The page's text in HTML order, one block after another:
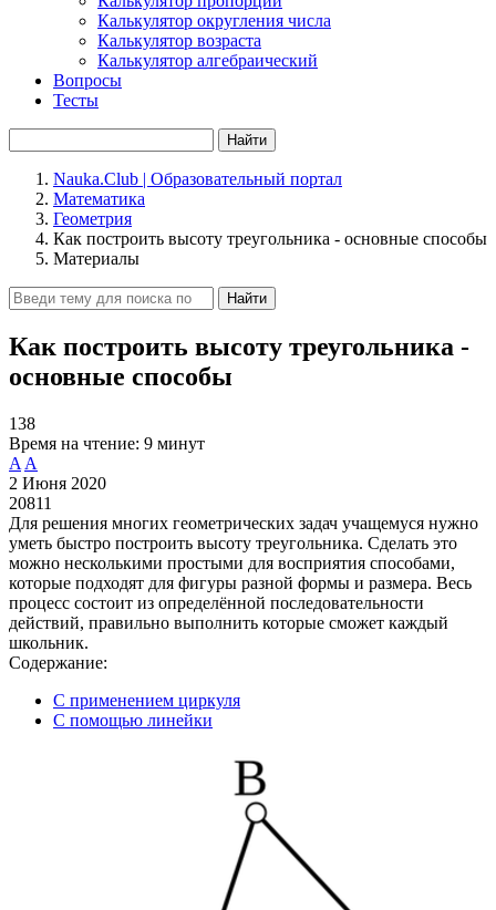
Калькулятор округления числа
Калькулятор возраста
Калькулятор алгебраический
Вопросы
Тесты
Найти
Nauka.Club | Образовательный портал
Математика
Геометрия
Как построить высоту треугольника - основные способы
Материалы
Найти
Как построить высоту треугольника -
основные способы
138
Время на чтение: 9 минут
A A
2 Июня 2020
20811
Для решения многих геометрических задач учащемуся нужно
уметь быстро построить высоту треугольника. Сделать это
можно несколькими простыми для восприятия способами,
которые подходят для фигуры разной формы и размера. Весь
процесс состоит из определённой последовательности
действий, правильно выполнить которые сможет каждый
школьник.
Содержание:
С применением циркуля
С помощью линейки